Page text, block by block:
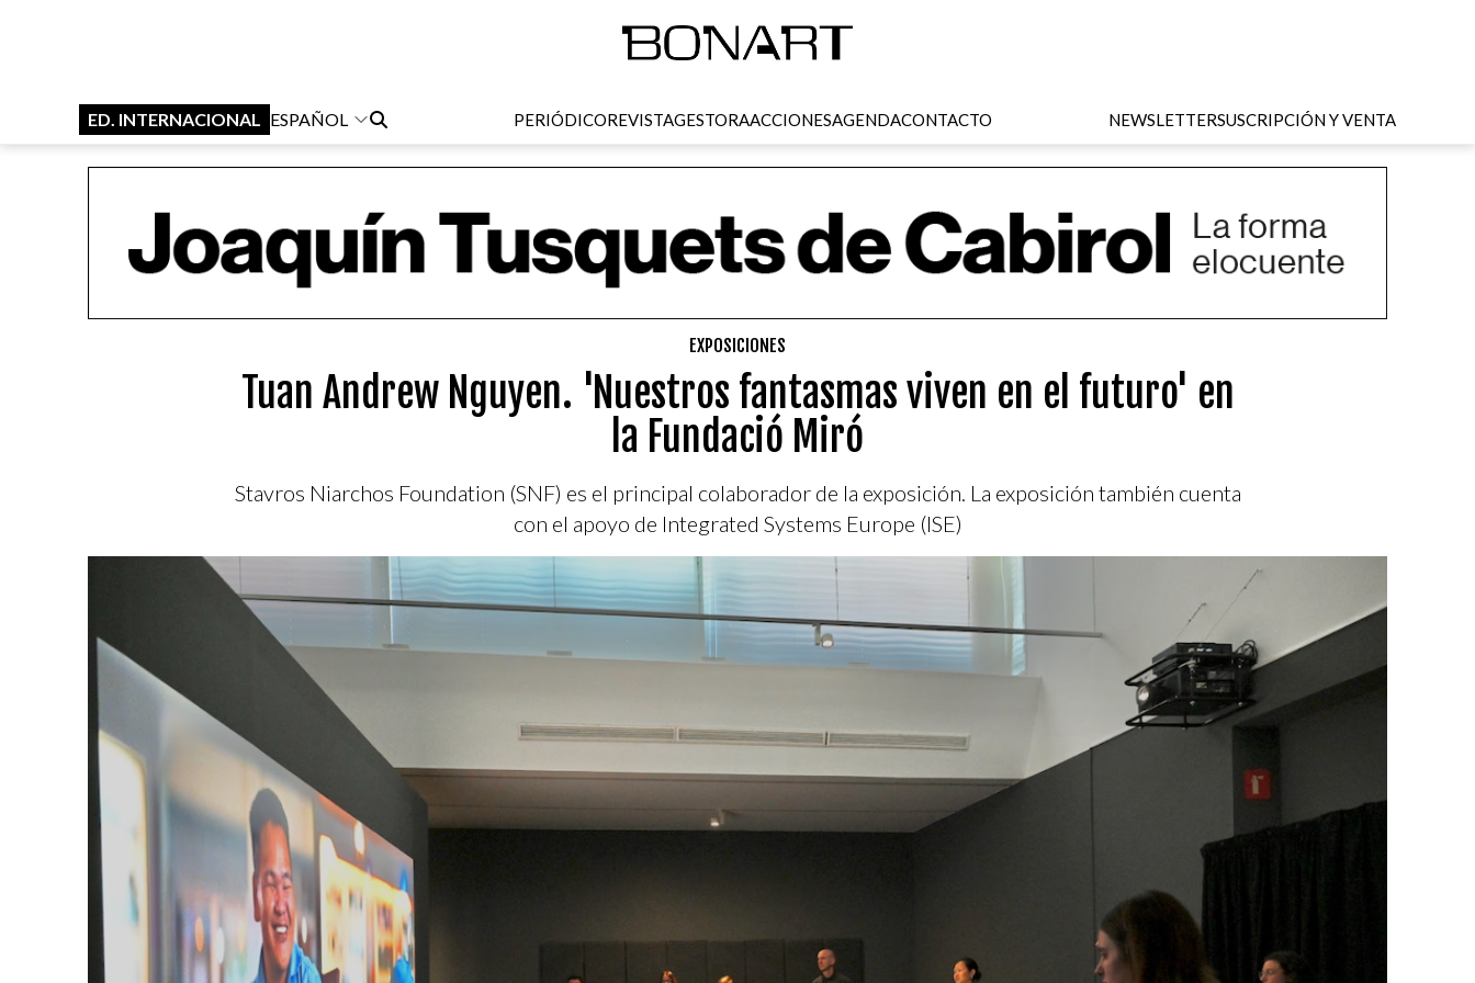
ED. INTERNACIONAL ESPAÑOL PERIÓDICOREVISTAGESTORAACCIONESAGENDACONTACTO NEWSLETTERSUSCRIPCIÓN Y VENTA
EXPOSICIONES
Tuan Andrew Nguyen. 'Nuestros fantasmas viven en el futuro' en
la Fundació Miró
Stavros Niarchos Foundation (SNF) es el principal colaborador de la exposición. La exposición también cuenta
con el apoyo de Integrated Systems Europe (ISE)